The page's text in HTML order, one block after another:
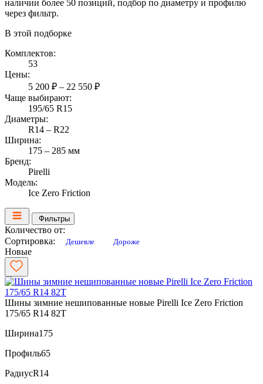
наличии более 50 позиций, подбор по диаметру и профилю
через фильтр.
В этой подборке
Комплектов:
53
Цены:
5 200 ₽ – 22 550 ₽
Чаще выбирают:
195/65 R15
Диаметры:
R14 – R22
Ширина:
175 – 285 мм
Бренд:
Pirelli
Модель:
Ice Zero Friction
Фильтры
Количество от:
Сортировка:
Дешевле Дороже
Новые
Шины зимние нешипованные новые Pirelli Ice Zero Friction
175/65 R14 82T
Ширина175
Профиль65
РадиусR14